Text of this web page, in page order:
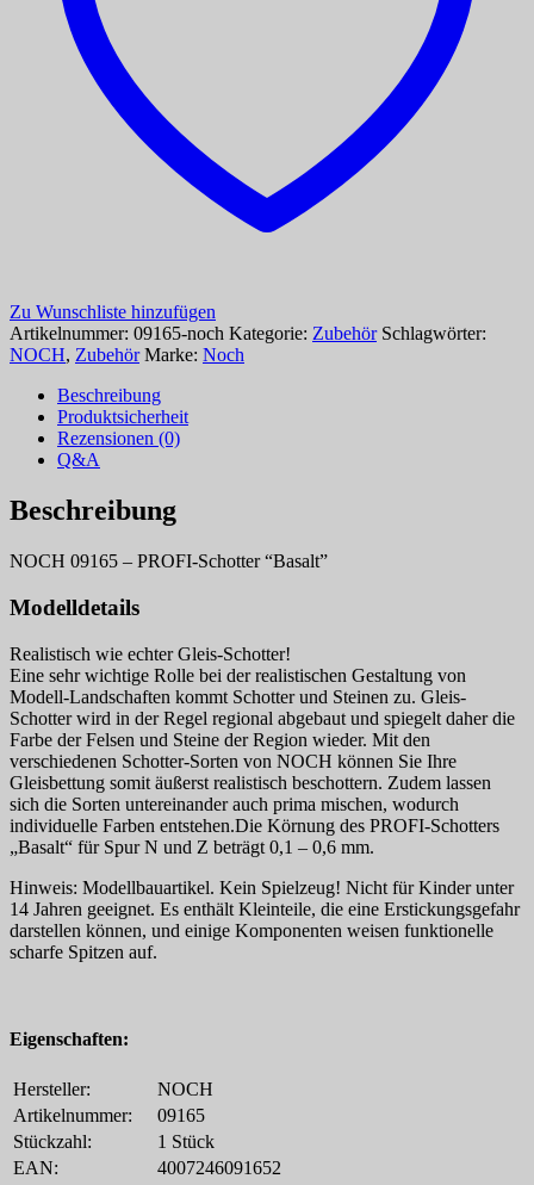
Zu Wunschliste hinzufügen
Artikelnummer: 09165-noch Kategorie: Zubehör Schlagwörter:
NOCH, Zubehör Marke: Noch
Beschreibung
Produktsicherheit
Rezensionen (0)
Q&A
Beschreibung
NOCH 09165 – PROFI-Schotter “Basalt”
Modelldetails
Realistisch wie echter Gleis-Schotter!
Eine sehr wichtige Rolle bei der realistischen Gestaltung von
Modell-Landschaften kommt Schotter und Steinen zu. Gleis-
Schotter wird in der Regel regional abgebaut und spiegelt daher die
Farbe der Felsen und Steine der Region wieder. Mit den
verschiedenen Schotter-Sorten von NOCH können Sie Ihre
Gleisbettung somit äußerst realistisch beschottern. Zudem lassen
sich die Sorten untereinander auch prima mischen, wodurch
individuelle Farben entstehen.Die Körnung des PROFI-Schotters
„Basalt“ für Spur N und Z beträgt 0,1 – 0,6 mm.
Hinweis: Modellbauartikel. Kein Spielzeug! Nicht für Kinder unter
14 Jahren geeignet. Es enthält Kleinteile, die eine Erstickungsgefahr
darstellen können, und einige Komponenten weisen funktionelle
scharfe Spitzen auf.
Eigenschaften:
Hersteller:
NOCH
Artikelnummer:
09165
Stückzahl:
1 Stück
EAN:
4007246091652